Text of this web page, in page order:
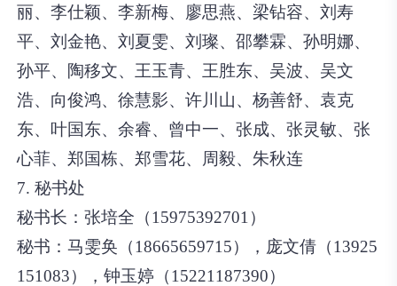
丽、李仕颖、李新梅、廖思燕、梁钻容、刘寿
平、刘金艳、刘夏雯、刘璨、邵攀霖、孙明娜、
孙平、陶移文、王玉青、王胜东、吴波、吴文
浩、向俊鸿、徐慧影、许川山、杨善舒、袁克
东、叶国东、余睿、曾中一、张成、张灵敏、张
心菲、郑国栋、郑雪花、周毅、朱秋连
7. 秘书处
秘书长：张培全（15975392701）
秘书：马雯奂（18665659715），庞文倩（13925
151083），钟玉婷（15221187390）